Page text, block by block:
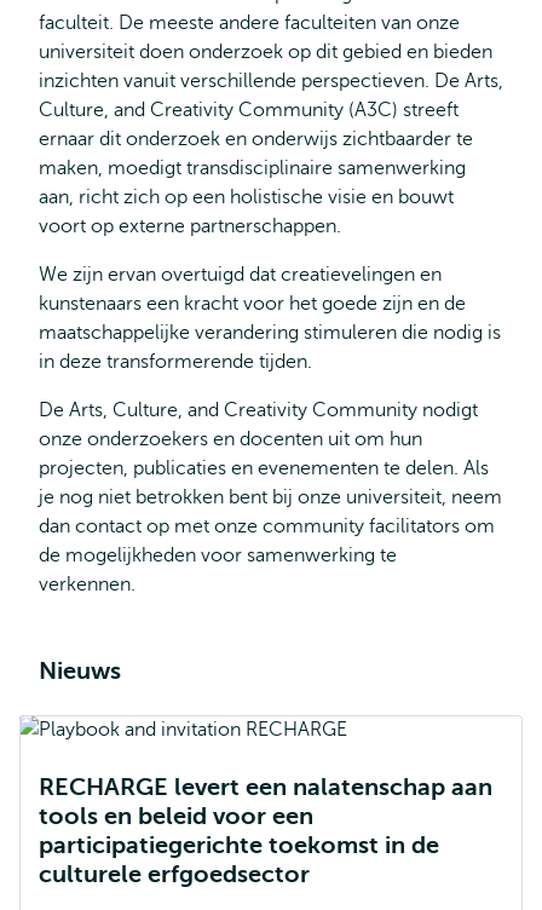
faculteit. De meeste andere faculteiten van onze
universiteit doen onderzoek op dit gebied en bieden
inzichten vanuit verschillende perspectieven. De Arts,
Culture, and Creativity Community (A3C) streeft
ernaar dit onderzoek en onderwijs zichtbaarder te
maken, moedigt transdisciplinaire samenwerking
aan, richt zich op een holistische visie en bouwt
voort op externe partnerschappen.
We zijn ervan overtuigd dat creatievelingen en
kunstenaars een kracht voor het goede zijn en de
maatschappelijke verandering stimuleren die nodig is
in deze transformerende tijden.
De Arts, Culture, and Creativity Community nodigt
onze onderzoekers en docenten uit om hun
projecten, publicaties en evenementen te delen. Als
je nog niet betrokken bent bij onze universiteit, neem
dan contact op met onze community facilitators om
de mogelijkheden voor samenwerking te
verkennen.
Nieuws
RECHARGE levert een nalatenschap aan
tools en beleid voor een
participatiegerichte toekomst in de
culturele erfgoedsector